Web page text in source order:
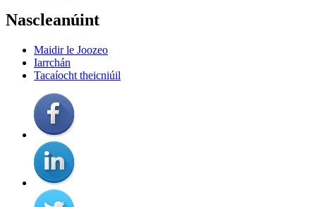
Nascleanúint
Maidir le Joozeo
Iarrchán
Tacaíocht theicniúil